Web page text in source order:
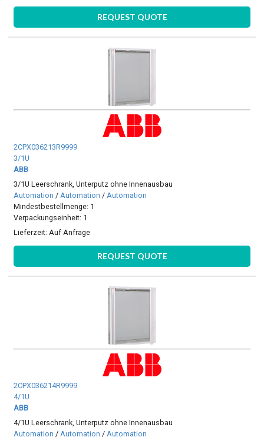
REQUEST QUOTE
2CPX036213R9999
3/1U
ABB
3/1U Leerschrank, Unterputz ohne Innenausbau
Automation / Automation / Automation
Mindestbestellmenge: 1
Verpackungseinheit: 1
Lieferzeit:Auf Anfrage
REQUEST QUOTE
2CPX036214R9999
4/1U
ABB
4/1U Leerschrank, Unterputz ohne Innenausbau
Automation /Automation /Automation